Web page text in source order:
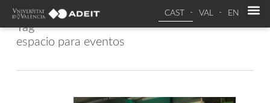
CAST VAL EN
Tag
espacio para eventos